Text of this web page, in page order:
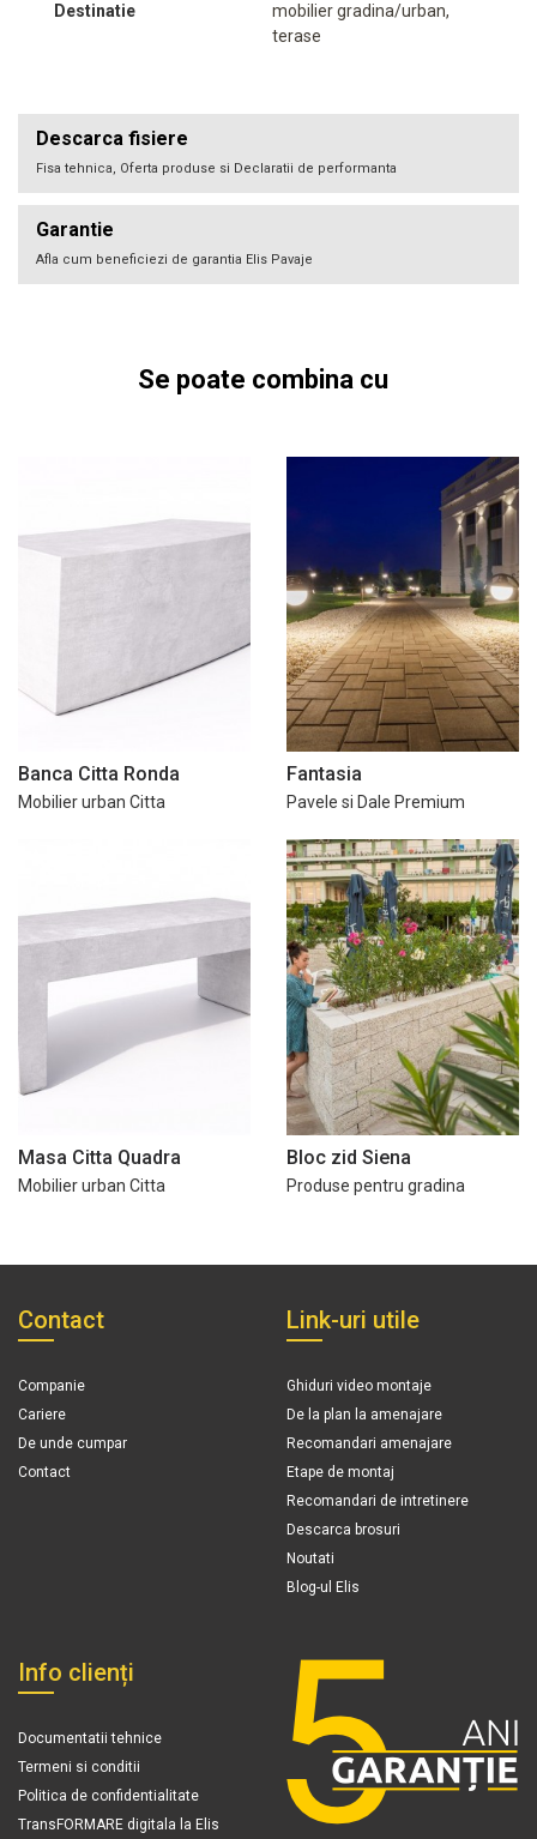
Destinatie
mobilier gradina/urban,
terase
Descarca fisiere
Fisa tehnica, Oferta produse si Declaratii de performanta
Garantie
Afla cum beneficiezi de garantia Elis Pavaje
Se poate combina cu
Banca Citta Ronda
Mobilier urban Citta
Fantasia
Pavele si Dale Premium
Masa Citta Quadra
Mobilier urban Citta
Bloc zid Siena
Produse pentru gradina
Contact
Companie
Cariere
De unde cumpar
Contact
Link-uri utile
Ghiduri video montaje
De la plan la amenajare
Recomandari amenajare
Etape de montaj
Recomandari de intretinere
Descarca brosuri
Noutati
Blog-ul Elis
Info clienți
Documentatii tehnice
Termeni si conditii
Politica de confidentialitate
TransFORMARE digitala la Elis